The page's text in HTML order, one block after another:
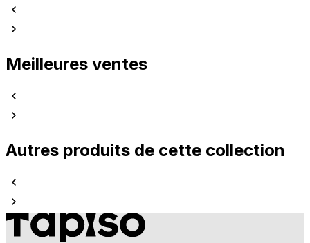
Meilleures ventes
Autres produits de cette collection